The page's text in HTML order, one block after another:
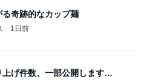
奇跡的なカップ麺
1日前
上げ件数、一部公開します…